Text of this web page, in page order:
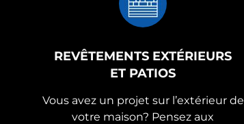
REVÊTEMENTS EXTÉRIEURS
ET PATIOS
Vous avez un projet sur l’extérieur de
votre maison? Pensez aux